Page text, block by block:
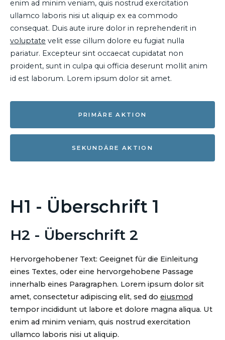
enim ad minim veniam, quis nostrud exercitation
ullamco laboris nisi ut aliquip ex ea commodo
consequat. Duis aute irure dolor in reprehenderit in
voluptate velit esse cillum dolore eu fugiat nulla
pariatur. Excepteur sint occaecat cupidatat non
proident, sunt in culpa qui officia deserunt mollit anim
id est laborum. Lorem ipsum dolor sit amet.
PRIMÄRE AKTION
SEKUNDÄRE AKTION
H1 - Überschrift 1
H2 - Überschrift 2
Hervorgehobener Text: Geeignet für die Einleitung
eines Textes, oder eine hervorgehobene Passage
innerhalb eines Paragraphen. Lorem ipsum dolor sit
amet, consectetur adipiscing elit, sed do eiusmod
tempor incididunt ut labore et dolore magna aliqua. Ut
enim ad minim veniam, quis nostrud exercitation
ullamco laboris nisi ut aliquip.